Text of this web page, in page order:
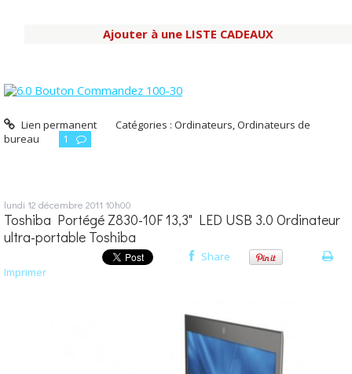
Ajouter à une LISTE CADEAUX
Lien permanent Catégories :Ordinateurs,Ordinateurs de
bureau
1
lundi 12 décembre 2011 10h00
Toshiba Portégé Z830-10F 13,3" LED USB 3.0 Ordinateur
ultra-portable Toshiba
Share
Imprimer